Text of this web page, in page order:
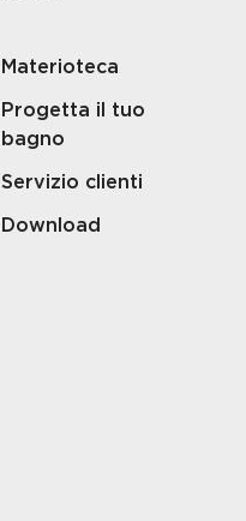
Materioteca
Progetta il tuo
bagno
Servizio clienti
Download